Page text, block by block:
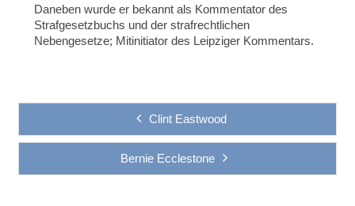
Daneben wurde er bekannt als Kommentator des
Strafgesetzbuchs und der strafrechtlichen
Nebengesetze; Mitinitiator des Leipziger Kommentars.
Clint Eastwood
Bernie Ecclestone